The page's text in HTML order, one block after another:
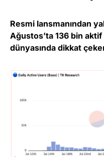
Resmi lansmanından
Ağustos’ta 136 bin
dünyasında dikkat